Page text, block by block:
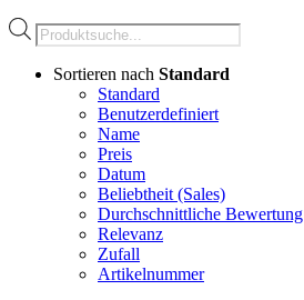
Products
search
Sortieren nach Standard
Standard
Benutzerdefiniert
Name
Preis
Datum
Beliebtheit (Sales)
Durchschnittliche Bewertung
Relevanz
Zufall
Artikelnummer